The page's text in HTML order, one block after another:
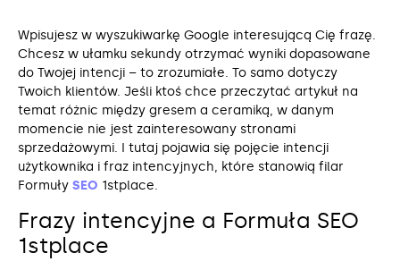
Wpisujesz w wyszukiwarkę Google interesującą Cię frazę.
Chcesz w ułamku sekundy otrzymać wyniki dopasowane
do Twojej intencji – to zrozumiałe. To samo dotyczy
Twoich klientów. Jeśli ktoś chce przeczytać artykuł na
temat różnic między gresem a ceramiką, w danym
momencie nie jest zainteresowany stronami
sprzedażowymi. I tutaj pojawia się pojęcie intencji
użytkownika i fraz intencyjnych, które stanowią filar
Formuły SEO 1stplace.
Frazy intencyjne a Formuła SEO
1stplace